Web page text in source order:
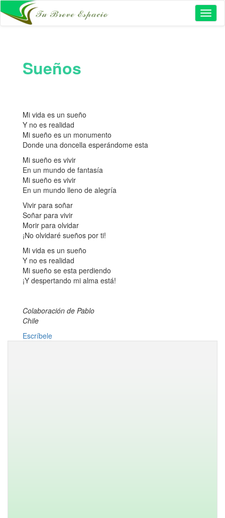
Sueños
Mi vida es un sueño
Y no es realidad
Mi sueño es un monumento
Donde una doncella esperándome esta
Mi sueño es vivir
En un mundo de fantasía
Mi sueño es vivir
En un mundo lleno de alegría
Vivir para soñar
Soñar para vivir
Morir para olvidar
¡No olvidaré sueños por ti!
Mi vida es un sueño
Y no es realidad
Mi sueño se esta perdiendo
¡Y despertando mi alma está!
Colaboración de Pablo
Chile
Escríbele